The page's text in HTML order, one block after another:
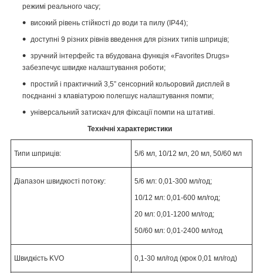
режимі реального часу;
високий рівень стійкості до води та пилу (IP44);
доступні 9 різних рівнів введення для різних типів шприців;
зручний інтерфейс та вбудована функція «Favorites Drugs»
забезпечує швидке налаштування роботи;
простий і практичний 3,5” сенсорний кольоровий дисплей в
поєднанні з клавіатурою полегшує налаштування помпи;
універсальний затискач для фіксації помпи на штативі.
Технічні характеристики
Типи шприців: 5/6 мл, 10/12 мл, 20 мл, 50/60 мл
Діапазон швидкості потоку:
5/6 мл: 0,01-300 мл/год;
10/12 мл: 0,01-600 мл/год;
20 мл: 0,01-1200 мл/год;
50/60 мл: 0,01-2400 мл/год
Швидкість KVO 0,1-30 мл/год (крок 0,01 мл/год)